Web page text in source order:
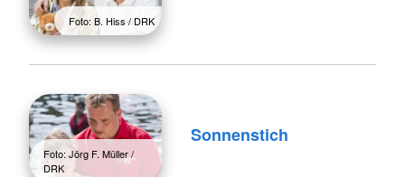
Foto: B. Hiss / DRK
Foto: Jörg F. Müller /
DRK
Sonnenstich